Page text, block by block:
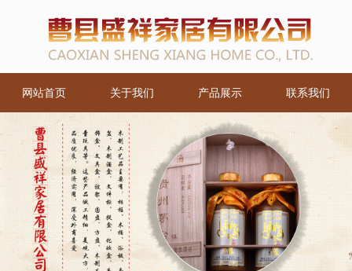
网站首页 关于我们 产品展示 联系我们